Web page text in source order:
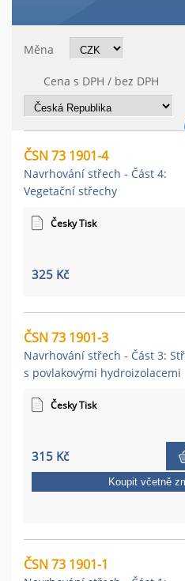
Měna
Cena s DPH / bez DPH
ČSN 73 1901-4
Navrhování střech - Část 4:
Vegetační střechy
Česky Tisk
325 Kč
ČSN 73 1901-3
Navrhování střech - Část 3:
s povlakovými hydroizolacemi
Česky Tisk
315 Kč
Koupit včetně
ČSN 73 1901-1